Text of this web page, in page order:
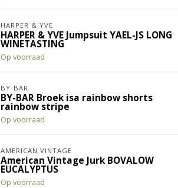
HARPER & YVE
HARPER & YVE Jumpsuit YAEL-JS LONG
WINETASTING
Op voorraad
BY-BAR
BY-BAR Broek isa rainbow shorts
rainbow stripe
Op voorraad
AMERICAN VINTAGE
American Vintage Jurk BOVALOW
EUCALYPTUS
Op voorraad